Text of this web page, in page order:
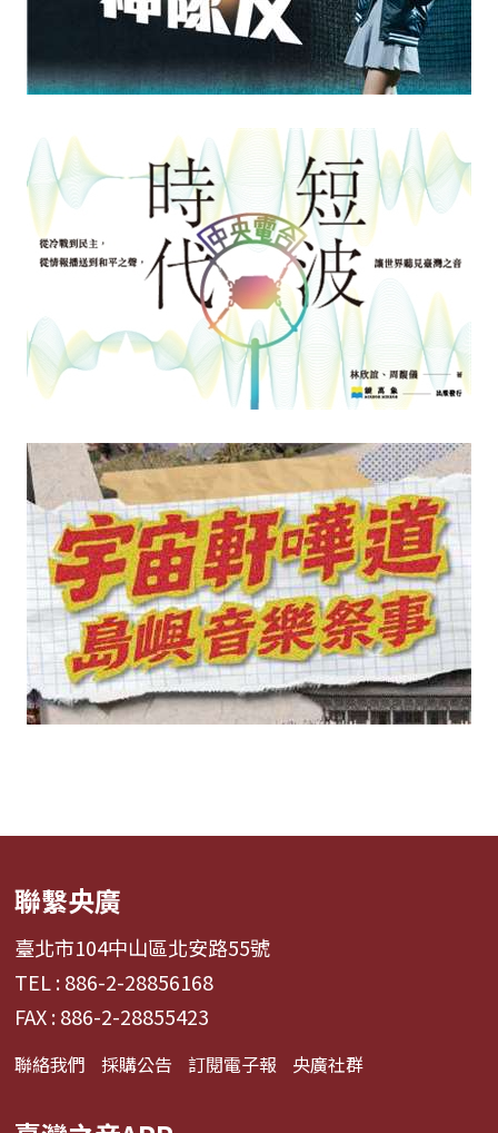
聯繫央廣
臺北市104中山區北安路55號
TEL : 886-2-28856168
FAX : 886-2-28855423
聯絡我們 採購公告 訂閱電子報 央廣社群